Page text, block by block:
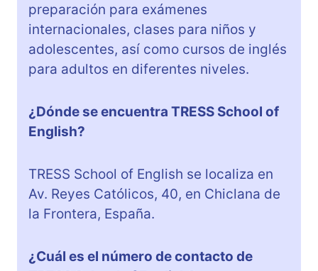
preparación para exámenes
internacionales, clases para niños y
adolescentes, así como cursos de inglés
para adultos en diferentes niveles.
¿Dónde se encuentra TRESS School of
English?
TRESS School of English se localiza en
Av. Reyes Católicos, 40, en Chiclana de
la Frontera, España.
¿Cuál es el número de contacto de